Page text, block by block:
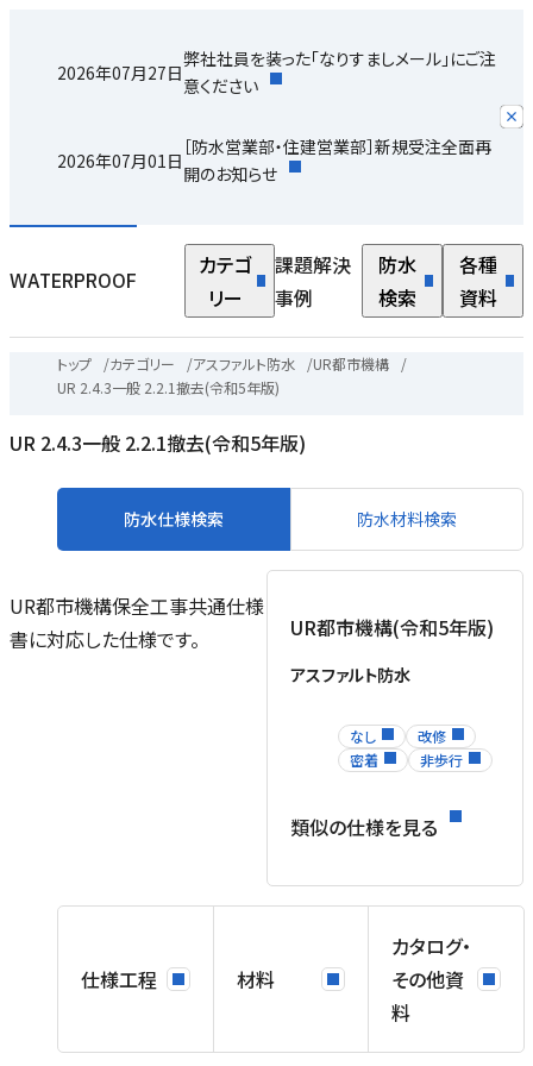
2026年07月27日
弊社社員を装った「なりすましメール」にご注
意ください
2026年07月01日
［防水営業部・住建営業部］新規受注全面再
開のお知らせ
WATERPROOF
カテゴ
リー
課題解決
事例
防水
検索
各種
資料
トップ /カテゴリー /アスファルト防水 /UR都市機構
/
UR 2.4.3一般 2.2.1撤去(令和5年版)
UR 2.4.3一般 2.2.1撤去(令和5年版)
防水仕様検索 防水材料検索
UR都市機構保全工事共通仕様
書に対応した仕様です。
UR都市機構(令和5年版)
アスファルト防水
なし
改修
密着
非歩行
類似の仕様を見る
仕様工程 材料
カタログ・
その他資
料